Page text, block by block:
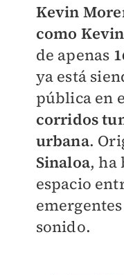
Kevin
como
de apenas
ya está
pública en
corridos
urbana.
Sinaloa, ha
espacio
sonido.